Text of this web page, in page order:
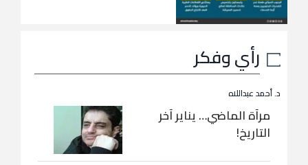
رأي وفكر
د. أحمد عبداللاه
مرآة الماضي… يناير آخر
التاريخ!